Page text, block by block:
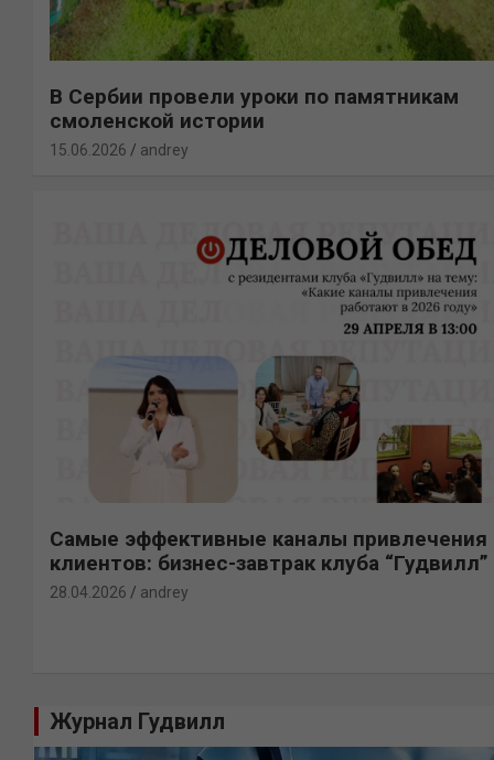
В Сербии провели уроки по памятникам
смоленской истории
15.06.2026 andrey
Самые эффективные каналы привлечения
клиентов: бизнес-завтрак клуба “Гудвилл”
28.04.2026 andrey
Журнал Гудвилл